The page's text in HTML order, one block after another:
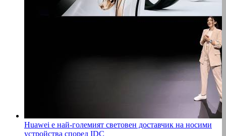
Huawei е най-големият световен доставчик на носими
устройства според IDC